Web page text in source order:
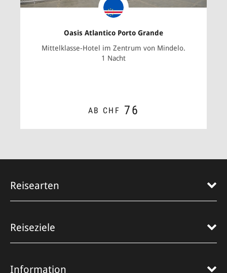
Oasis Atlantico Porto Grande
Mittelklasse-Hotel im Zentrum von Mindelo.
1 Nacht
AB CHF 76
Reisearten
Reiseziele
Information